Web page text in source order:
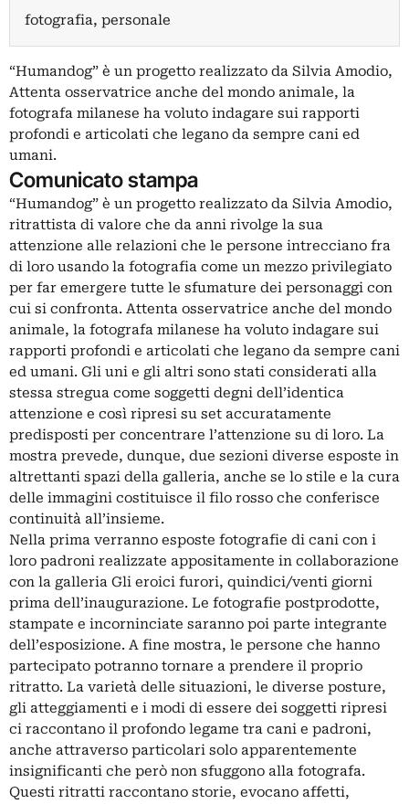
fotografia, personale
“Humandog” è un progetto realizzato da Silvia Amodio,
Attenta osservatrice anche del mondo animale, la
fotografa milanese ha voluto indagare sui rapporti
profondi e articolati che legano da sempre cani ed
umani.
Comunicato stampa
“Humandog” è un progetto realizzato da Silvia Amodio,
ritrattista di valore che da anni rivolge la sua
attenzione alle relazioni che le persone intrecciano fra
di loro usando la fotografia come un mezzo privilegiato
per far emergere tutte le sfumature dei personaggi con
cui si confronta. Attenta osservatrice anche del mondo
animale, la fotografa milanese ha voluto indagare sui
rapporti profondi e articolati che legano da sempre cani
ed umani. Gli uni e gli altri sono stati considerati alla
stessa stregua come soggetti degni dell’identica
attenzione e così ripresi su set accuratamente
predisposti per concentrare l’attenzione su di loro. La
mostra prevede, dunque, due sezioni diverse esposte in
altrettanti spazi della galleria, anche se lo stile e la cura
delle immagini costituisce il filo rosso che conferisce
continuità all’insieme.
Nella prima verranno esposte fotografie di cani con i
loro padroni realizzate appositamente in collaborazione
con la galleria Gli eroici furori, quindici/venti giorni
prima dell’inaugurazione. Le fotografie postprodotte,
stampate e incorninciate saranno poi parte integrante
dell’esposizione. A fine mostra, le persone che hanno
partecipato potranno tornare a prendere il proprio
ritratto. La varietà delle situazioni, le diverse posture,
gli atteggiamenti e i modi di essere dei soggetti ripresi
ci raccontano il profondo legame tra cani e padroni,
anche attraverso particolari solo apparentemente
insignificanti che però non sfuggono alla fotografa.
Questi ritratti raccontano storie, evocano affetti,